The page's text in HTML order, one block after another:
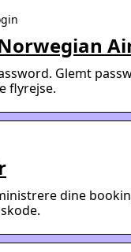
Glemt
flyrejse.
dine